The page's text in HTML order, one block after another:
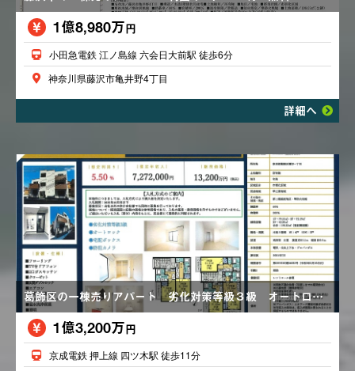
1億8,980万円
小田急電鉄 江ノ島線 六会日大前駅 徒歩6分
神奈川県藤沢市亀井野4丁目
詳細へ
葛飾区の一棟売りアパート 劣化対策等級３級 オートロック 浴室暖房乾燥機 TVドアホン
1億3,200万円
京成電鉄 押上線 四ツ木駅 徒歩11分